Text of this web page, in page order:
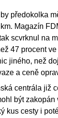
předokolka
Magazín
scvrknul na
47 procent
jiného, než
a ceně
centrála již
být zakopán
kus cesty i